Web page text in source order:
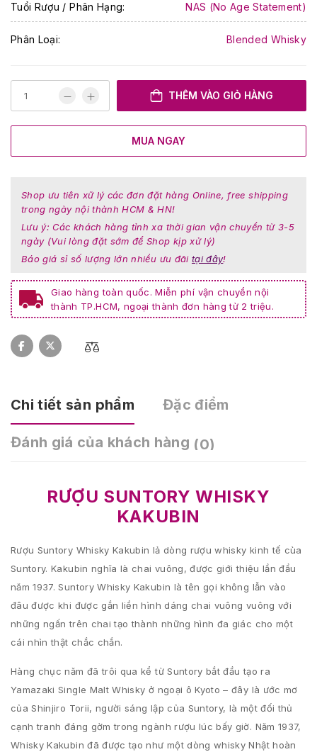
Tuổi Rượu / Phân Hạng: NAS (No Age Statement)
Phân Loại: Blended Whisky
THÊM VÀO GIỎ HÀNG
MUA NGAY
Shop ưu tiên xữ lý các đơn đặt hàng Online, free shipping
trong ngày nội thành HCM & HN!
Lưu ý: Các khách hàng tỉnh xa thời gian vận chuyển từ 3-5
ngày (Vui lòng đặt sớm để Shop kịp xử lý)
Báo giá sỉ số lượng lớn nhiều ưu đãi tại đây!
Giao hàng toàn quốc. Miễn phí vận chuyển nội
thành TP.HCM, ngoại thành đơn hàng từ 2 triệu.
Chi tiết sản phẩm Đặc điểm
Đánh giá của khách hàng (0)
RƯỢU SUNTORY WHISKY
KAKUBIN
Rượu Suntory Whisky Kakubin lả dòng rượu whisky kinh tế cùa
Suntory. Kakubin nghĩa là chai vuông, được giới thiệu lần đầu
năm 1937. Suntory Whisky Kakubin là tên gọi không lẫn vào
đâu được khi được gắn liền hình dáng chai vuông vuông với
những ngấn trên chai tạo thành những hình đa giác cho một
cái nhìn thật chắc chắn.
Hàng chục năm đã trôi qua kể từ Suntory bắt đầu tạo ra
Yamazaki Single Malt Whisky ở ngoại ô Kyoto – đây là ước mơ
của Shinjiro Torii, người sáng lập của Suntory, là một đối thủ
cạnh tranh đáng gờm trong ngành rượu lúc bấy giờ. Năm 1937,
Whisky Kakubin đã được tạo như một dòng whisky Nhật hoàn